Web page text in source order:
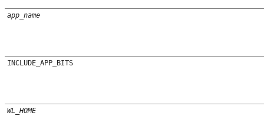
app_name
INCLUDE_APP_BITS
WL_HOME